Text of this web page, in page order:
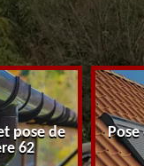
pose de
62